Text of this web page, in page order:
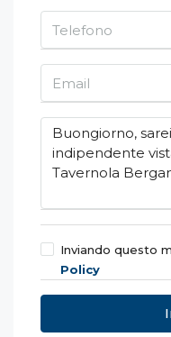
Inviando questo
Policy